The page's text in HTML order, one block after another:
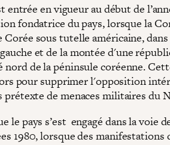
en vigueur au début de
fondatrice du pays, lorsque la
Corée sous tutelle américaine,
et de la montée d'une
de la péninsule coréenne.
pour supprimer l'opposition
prétexte de menaces militaires du
le pays s’est engagé dans la voie
1980, lorsque des manifestations